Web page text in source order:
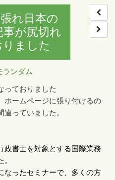
れ日本の
事が尻切れ
ました
ランダム
っておりました
ホームページに張り付けるの
っていました。
政書士を対象とする国際業務
なったセミナーで、多くの方